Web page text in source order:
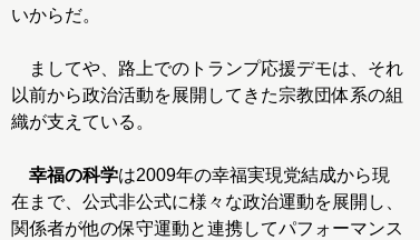
いからだ。
ましてや、路上でのトランプ応援デモは、それ
以前から政治活動を展開してきた宗教団体系の組
織が支えている。
幸福の科学は2009年の幸福実現党結成から現
在まで、公式非公式に様々な政治運動を展開し、
関係者が他の保守運動と連携してパフォーマンス